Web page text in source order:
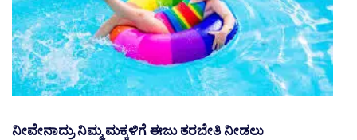
ನೀವೇನಾದ್ರು ನಿಮ್ಮ ಮಕ್ಕಳಿಗೆ ಈಜು ತರಬೇತಿ ನೀಡಲು